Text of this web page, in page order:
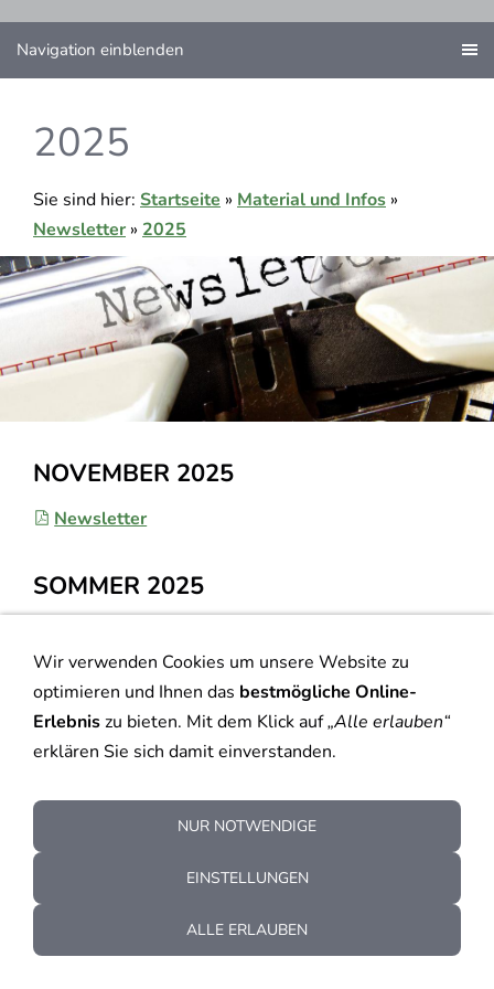
Navigation einblenden
2025
Sie sind hier: Startseite » Material und Infos »
Newsletter » 2025
NOVEMBER 2025
Newsletter
SOMMER 2025
Cookies DatenschutzKontaktImpressum
© 2017 - 2026 - Alle Rechte vorbehalten - Berufsverband
Sachsens
Wir verwenden Cookies um unsere Website zu
optimieren und Ihnen das bestmögliche Online-
Erlebniszu bieten. Mit dem Klick auf„Alle erlauben“
erklären Sie sich damit einverstanden.
NUR NOTWENDIGE
EINSTELLUNGEN
ALLE ERLAUBEN